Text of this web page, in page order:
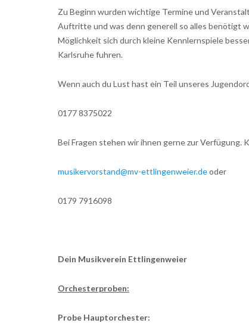
Zu Beginn wurden wichtige Termine und
Auftritte und was denn generell so alles benötigt
Möglichkeit sich durch kleine Kennlernspiele
Karlsruhe fuhren.
Wenn auch du Lust hast ein Teil unseres
0177 8375022
Bei Fragen stehen wir ihnen gerne zur Verfügung.
musikervorstand@mv-ettlingenweier.deoder
0179 7916098
Dein Musikverein Ettlingenweier
Orchesterproben:
Probe Hauptorchester: